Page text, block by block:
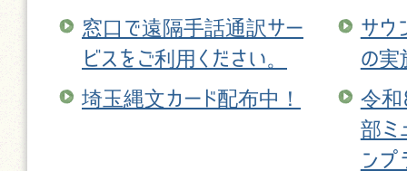
窓口で遠隔手話通訳サー
ビスをご利用ください。
サウ
の実
埼玉縄文カード配布中！
令和
部ミ
ンプ